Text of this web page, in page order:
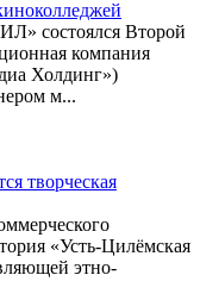
состоялся Второй
компания
Холдинг»)
м...
творческая
«Усть-Цилёмская
этно-